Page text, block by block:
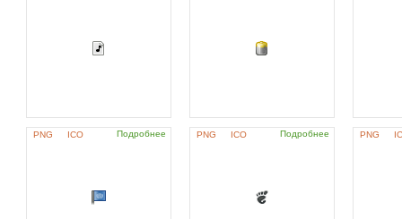
PNG ICO Подробнее PNG ICO Подробнее PNG